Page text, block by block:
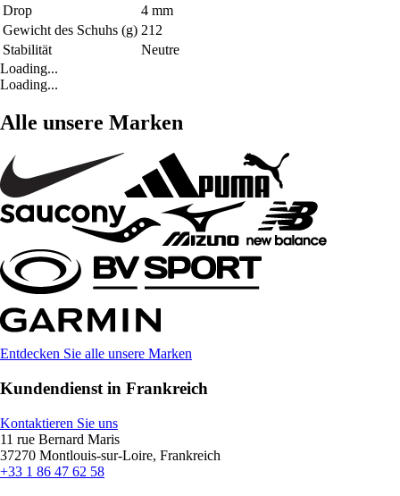
Drop
4 mm
Gewicht des Schuhs (g) 212
Stabilität
Neutre
Loading...
Loading...
Alle unsere Marken
Entdecken Sie alle unsere Marken
Kundendienst in Frankreich
Kontaktieren Sie uns
11 rue Bernard Maris
37270 Montlouis-sur-Loire, Frankreich
+33 1 86 47 62 58